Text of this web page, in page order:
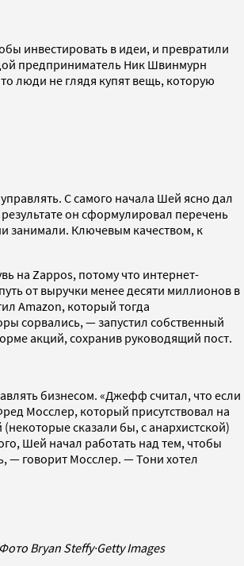
инвестировать в идеи, и превратили
предприниматель Ник Швинмурн
люди не глядя купят вещь, которую
С самого начала Шей ясно дал
он сформулировал перечень
занимали. Ключевым качеством, к
на Zappos, потому что интернет-
от выручки менее десяти миллионов в
Amazon, который тогда
сорвались, — запустил собственный
акций, сохранив руководящий пост.
бизнесом. «Джефф считал, что если
Мосслер, который присутствовал на
сказали бы, с анархистской)
Шей начал работать над тем, чтобы
— говорит Мосслер. — Тони хотел
Bryan Steffy·Getty Images